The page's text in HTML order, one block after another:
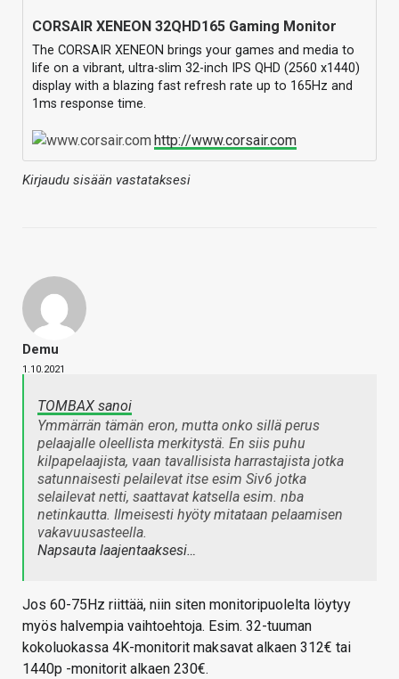
CORSAIR XENEON 32QHD165 Gaming Monitor
The CORSAIR XENEON brings your games and media to
life on a vibrant, ultra-slim 32-inch IPS QHD (2560 x1440)
display with a blazing fast refresh rate up to 165Hz and
1ms response time.
http://www.corsair.com
Kirjaudu sisään vastataksesi
Demu
1.10.2021
TOMBAX sanoi
Ymmärrän tämän eron, mutta onko sillä perus
pelaajalle oleellista merkitystä. En siis puhu
kilpapelaajista, vaan tavallisista harrastajista jotka
satunnaisesti pelailevat itse esim Siv6 jotka
selailevat netti, saattavat katsella esim. nba
netinkautta. Ilmeisesti hyöty mitataan pelaamisen
vakavuusasteella.
Napsauta laajentaaksesi…
Jos 60-75Hz riittää, niin siten monitoripuolelta löytyy
myös halvempia vaihtoehtoja. Esim. 32-tuuman
kokoluokassa 4K-monitorit maksavat alkaen 312€ tai
1440p -monitorit alkaen 230€.